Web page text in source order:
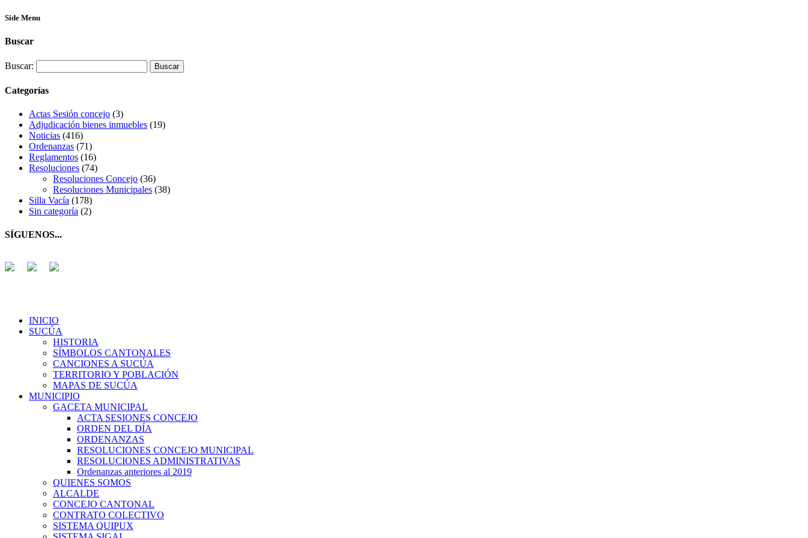
Side Menu
Buscar
Buscar:
Categorías
Actas Sesión concejo (3)
Adjudicación bienes inmuebles (19)
Noticias (416)
Ordenanzas (71)
Reglamentos (16)
Resoluciones (74)
Resoluciones Concejo (36)
Resoluciones Municipales (38)
Silla Vacía (178)
Sin categoría (2)
SÍGUENOS...
INICIO
SUCÚA
HISTORIA
SÍMBOLOS CANTONALES
CANCIONES A SUCÚA
TERRITORIO Y POBLACIÓN
MAPAS DE SUCÚA
MUNICIPIO
GACETA MUNICIPAL
ACTA SESIONES CONCEJO
ORDEN DEL DÍA
ORDENANZAS
RESOLUCIONES CONCEJO MUNICIPAL
RESOLUCIONES ADMINISTRATIVAS
Ordenanzas anteriores al 2019
QUIENES SOMOS
ALCALDE
CONCEJO CANTONAL
CONTRATO COLECTIVO
SISTEMA QUIPUX